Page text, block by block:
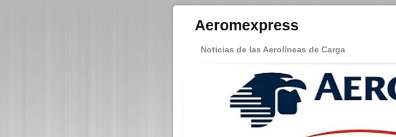
Aeromexpress
Noticias de las Aerolíneas de Carga